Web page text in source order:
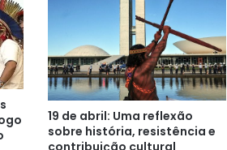
19 de abril: Uma reflexão
sobre história, resistência e